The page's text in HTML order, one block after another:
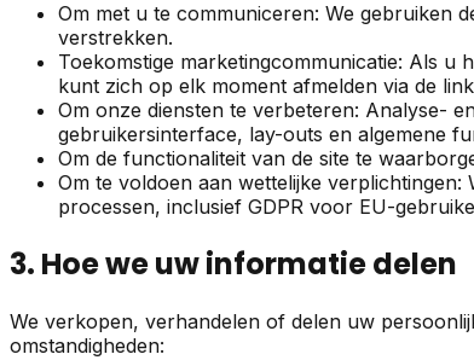
Om met u te communiceren: We gebruiken
verstrekken.
Toekomstige marketingcommunicatie: Als
kunt zich op elk moment afmelden via de
Om onze diensten te verbeteren: Analyse-
gebruikersinterface, lay-outs en algemene
Om de functionaliteit van de site te
Om te voldoen aan wettelijke
processen, inclusief GDPR voor EU-
3. Hoe we uw informatie delen
We verkopen, verhandelen of delen uw
omstandigheden: